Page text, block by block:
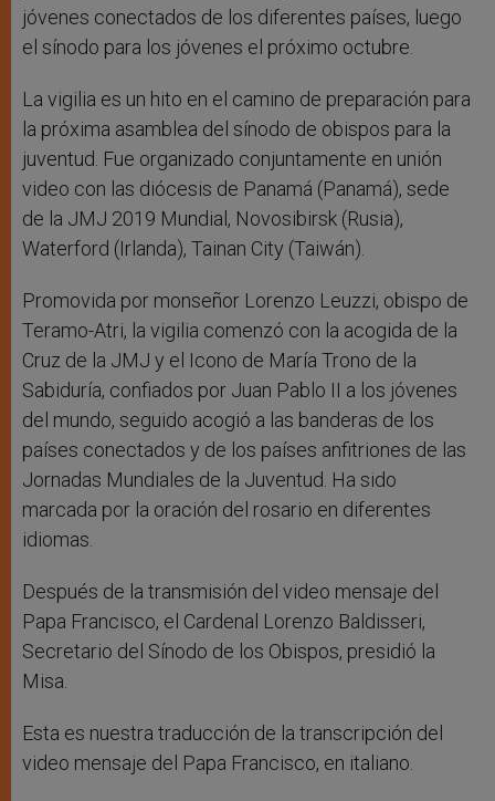
jóvenes conectados de los diferentes países, luego
el sínodo para los jóvenes el próximo octubre.
La vigilia es un hito en el camino de preparación para
la próxima asamblea del sínodo de obispos para la
juventud. Fue organizado conjuntamente en unión
video con las diócesis de Panamá (Panamá), sede
de la JMJ 2019 Mundial, Novosibirsk (Rusia),
Waterford (Irlanda), Tainan City (Taiwán).
Promovida por monseñor Lorenzo Leuzzi, obispo de
Teramo-Atri, la vigilia comenzó con la acogida de la
Cruz de la JMJ y el Icono de María Trono de la
Sabiduría, confiados por Juan Pablo II a los jóvenes
del mundo, seguido acogió a las banderas de los
países conectados y de los países anfitriones de las
Jornadas Mundiales de la Juventud. Ha sido
marcada por la oración del rosario en diferentes
idiomas.
Después de la transmisión del video mensaje del
Papa Francisco, el Cardenal Lorenzo Baldisseri,
Secretario del Sínodo de los Obispos, presidió la
Misa.
Esta es nuestra traducción de la transcripción del
video mensaje del Papa Francisco, en italiano.